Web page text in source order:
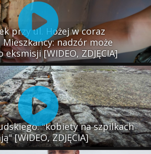
przy ul. Hożej w coraz
nadzór może
[WIDEO, ZDJĘCIA]
"kobiety na szpilkach
[WIDEO, ZDJĘCIA]